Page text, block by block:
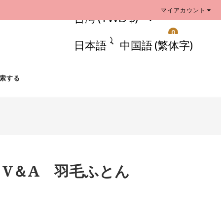
マイアカウント
0
する
＆A 羽毛ふとん
台湾 (TWD $)
日本語 中国語 (繁体字)